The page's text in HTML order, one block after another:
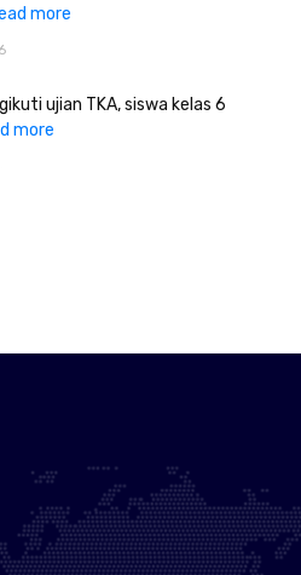
more
ujian TKA, siswa kelas 6
more